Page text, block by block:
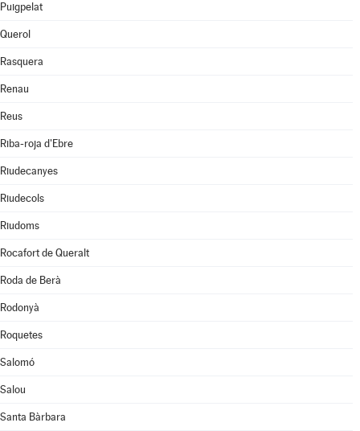
Puigpelat
Querol
Rasquera
Renau
Reus
Riba-roja d'Ebre
Riudecanyes
Riudecols
Riudoms
Rocafort de Queralt
Roda de Berà
Rodonyà
Roquetes
Salomó
Salou
Santa Bàrbara